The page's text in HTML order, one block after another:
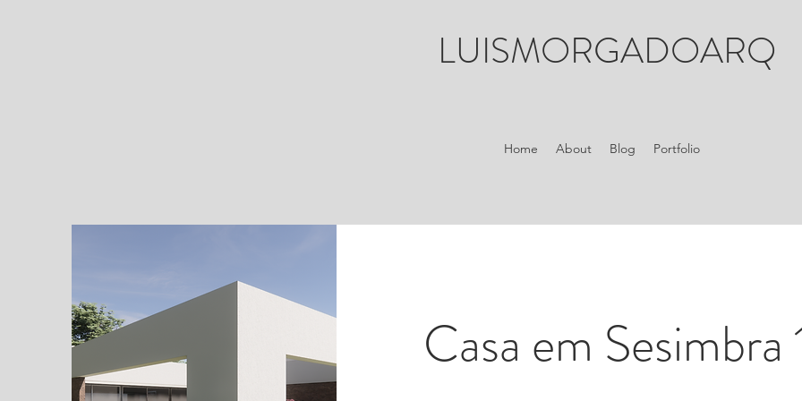
LUISMORGADOARQ
Home About Blog Portfolio
Casa em Sesimbra